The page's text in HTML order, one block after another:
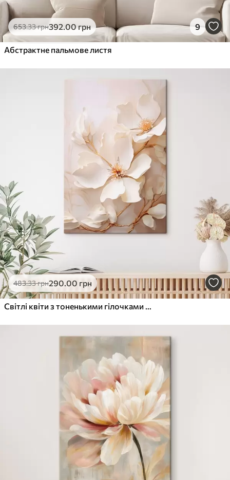
653.33грн392.00грн 9
Абстрактне пальмове листя
483.33грн290.00 грн
Світлі квіти з тоненькими гілочками на пастельному тлі